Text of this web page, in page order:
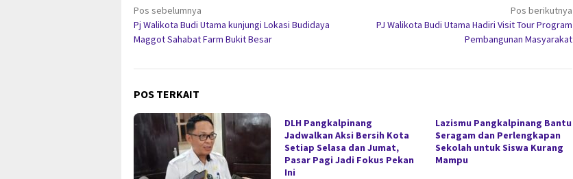
Navigasi
pos
Pos sebelumnya
Pj Walikota Budi Utama kunjungi Lokasi Budidaya
Maggot Sahabat Farm Bukit Besar
Pos berikutnya
PJ Walikota Budi Utama Hadiri Visit Tour Program
Pembangunan Masyarakat
POS TERKAIT
DLH Pangkalpinang
Jadwalkan Aksi Bersih Kota
Setiap Selasa dan Jumat,
Pasar Pagi Jadi Fokus Pekan
Ini
Lazismu Pangkalpinang Bantu
Seragam dan Perlengkapan
Sekolah untuk Siswa Kurang
Mampu